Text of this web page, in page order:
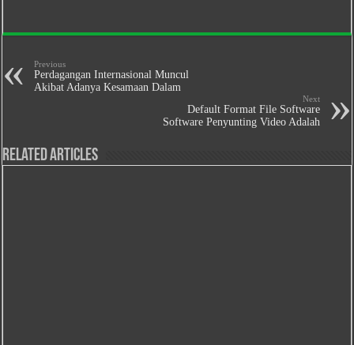
Previous
Perdagangan Internasional Muncul
Akibat Adanya Kesamaan Dalam
Next
Default Format File Software
Software Penyunting Video Adalah
Related Articles